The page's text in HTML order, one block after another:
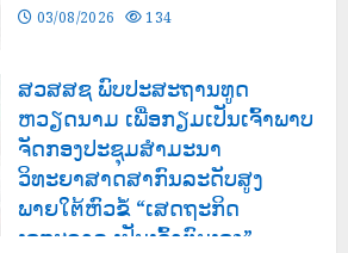
03/08/2026 134
ສວສສຊ ພົບປະສະຖານທູດ
ຫວຽດນາມ ເພື່ອກຽມເປັນເຈົ້າພາບ
ຈັດກອງປະຊຸມສຳມະນາ
ວິທະຍາສາດສາກົນລະດັບສູງ
ພາຍໃຕ້ຫົວຂໍ້ “ເສດຖະກິດ
ເອກະລາດ ເປັນເຈົ້າຕົນເອງ”